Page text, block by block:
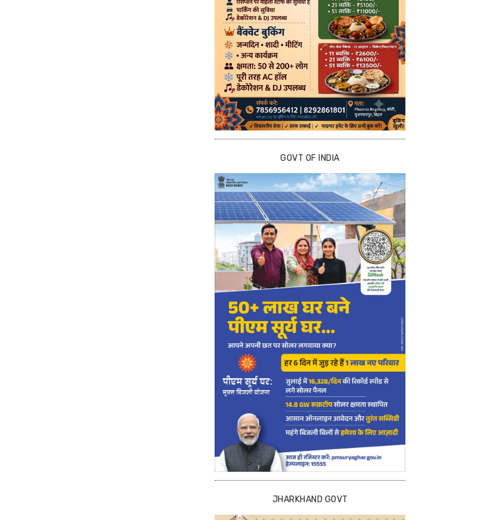
GOVT OF INDIA
JHARKHAND GOVT